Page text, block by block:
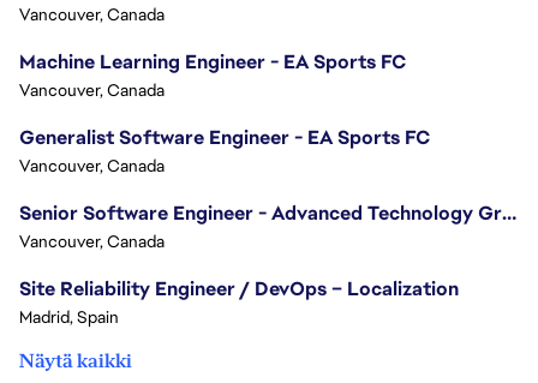
Vancouver, Canada
Machine Learning Engineer - EA Sports FC
Vancouver, Canada
Generalist Software Engineer - EA Sports FC
Vancouver, Canada
Senior Software Engineer - Advanced Technology Group
Vancouver, Canada
Site Reliability Engineer / DevOps – Localization
Madrid, Spain
Näytä kaikki